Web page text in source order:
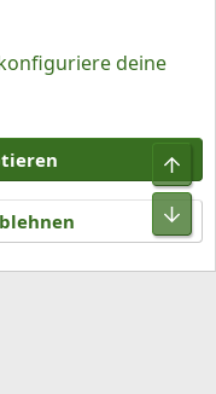
XenForo Ltd.
deine